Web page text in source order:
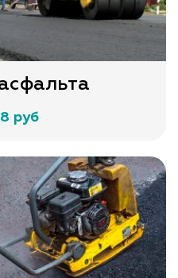
руб